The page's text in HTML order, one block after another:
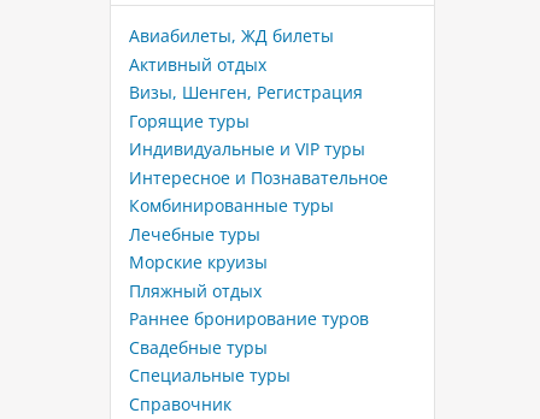
Авиабилеты, ЖД билеты
Активный отдых
Визы, Шенген, Регистрация
Горящие туры
Индивидуальные и VIP туры
Интересное и Познавательное
Комбинированные туры
Лечебные туры
Морские круизы
Пляжный отдых
Раннее бронирование туров
Свадебные туры
Специальные туры
Справочник